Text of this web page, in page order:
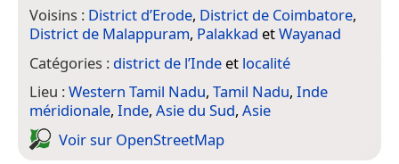
Voisins : District d’Erode, District de Coimbatore,
District de Malappuram, Palakkad etWayanad
Catégories : district de l’Inde et localité
Lieu :Western Tamil Nadu, Tamil Nadu, Inde
méridionale, Inde, Asie du Sud, Asie
Voir sur Open­Street­Map